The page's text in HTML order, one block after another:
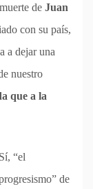
de Juan
con su país,
a dejar una
nuestro
que a la
Sí, “el
de